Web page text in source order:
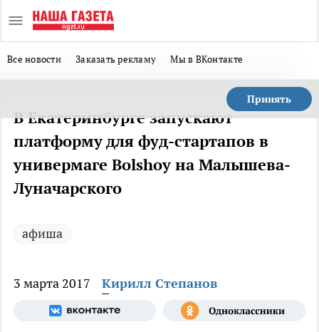
Все новости Заказать рекламу Мы в ВКонтакте
Принять
В Екатеринбурге запускают
платформу для фуд-стартапов в
универмаге Bolshoy на Малышева-
Луначарского
афиша
3 марта 2017 Кирилл Степанов